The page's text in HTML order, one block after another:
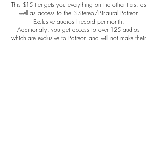
This $15 tier gets you everything on the other tiers, as
well as access to the 3 Stereo/Binaural Patreon
Exclusive audios I record per month.
Additionally, you get access to over 125 audios
which are exclusive to Patreon and will not make their